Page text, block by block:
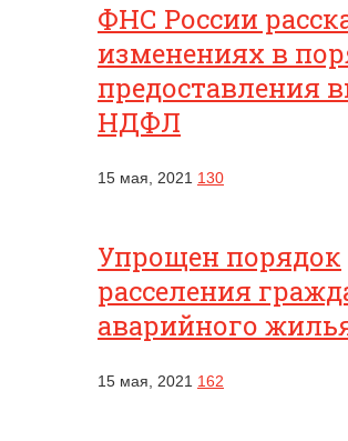
ФНС России
изменениях в
предоставления
НДФЛ
15 мая, 2021 130
Упрощен порядок
расселения
аварийного
15 мая, 2021 162